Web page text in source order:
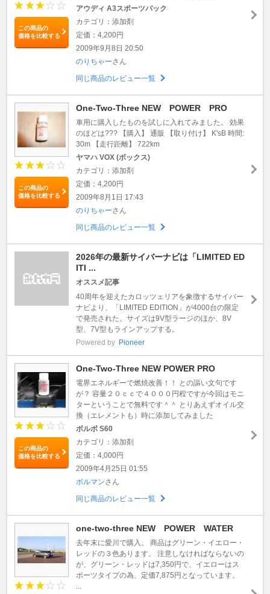
この商品の
価格を比較する
アウディ A3スポーツバック
カテゴリ：添加剤
定価：4,200円
2009年9月8日 20:50
のりちゃーさん
同じ商品のレビュー一覧
この商品の
価格を比較する
One-Two-Three NEW POWER PRO
車用に購入したものを試しに入れてみました。 効果
のほどは??? 【購入】 通販 【取り付け】 K'sB 時間:
30m 【走行距離】 722km
ヤマハ VOX (ボックス)
カテゴリ：添加剤
定価：4,200円
2009年8月1日 17:43
のりちゃーさん
同じ商品のレビュー一覧
2026年の最新サイバーナビは「LIMITED ED
ITI ...
オススメ記事
40周年を迎えたカロッツェリアを象徴するサイバー
ナビより、「LIMITED EDITION」が4000台の限定
で発売された。サイズは9V型ラージのほか、8V
型、7V型もラインアップする。
Powered by Pioneer
この商品の
価格を比較する
One-Two-Three NEW POWER PRO
電界エネルギーで燃焼改善！！ との謳い文句です
が？ 容量２０ｃｃで４０００円程ですが今回はモニ
ターということで無料です＾＾ とりあえずオイル交
換（エレメントも）時に添加してみました
ボルボ S60
カテゴリ：添加剤
定価：4,000円
2009年4月25日 01:55
ボルマンさん
同じ商品のレビュー一覧
one-two-three NEW POWER WATER
去年末に愛川で購入。 商品はグリーン・イエロー・
レッドの３色あります。 注意しなければならないの
が、グリーン・レッドは7,350円で、イエローはス
ポーツタイプの為、定価7,875円となっています。